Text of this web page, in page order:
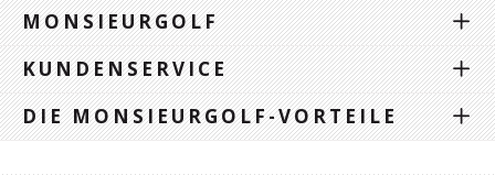
MONSIEURGOLF
KUNDENSERVICE
DIE MONSIEURGOLF-VORTEILE